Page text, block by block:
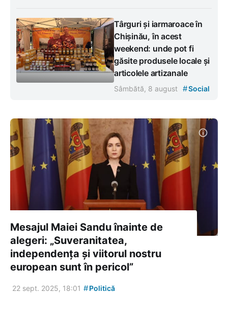
Târguri și iarmaroace în
Chișinău, în acest
weekend: unde pot fi
găsite produsele locale și
articolele artizanale
Sâmbătă, 8 august #Social
Mesajul Maiei Sandu înainte de
alegeri: „Suveranitatea,
independența și viitorul nostru
european sunt în pericol”
22 sept. 2025, 18:01 #Politică